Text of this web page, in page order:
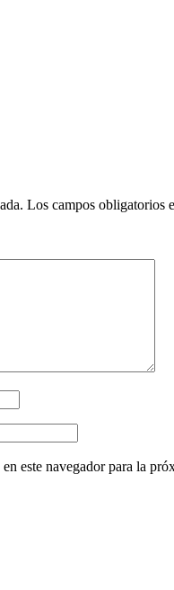
Los campos obligatorios
este navegador para la